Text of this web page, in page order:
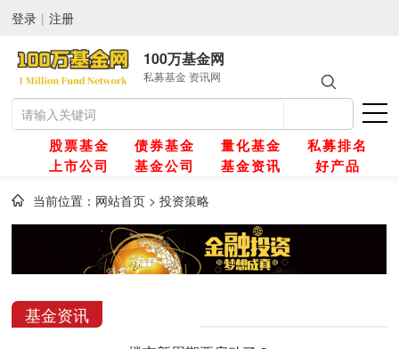
登录 | 注册
100万基金网
私募基金 资讯网
股票基金 债券基金 量化基金
私募排名
上市公司
基金公司 基金资讯 好产品
当前位置： 网站首页 >投资策略
基金资讯